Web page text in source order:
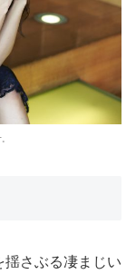
揺さぶる凄まじい